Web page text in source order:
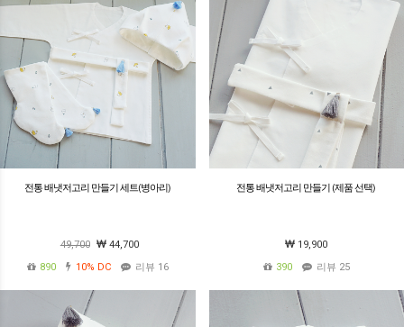
전통 배냇저고리 만들기 세트(병아리)
49,700
44,700
890
10% DC 리뷰 16
전통 배냇저고리 만들기 (제품 선택)
19,900
390
리뷰 25